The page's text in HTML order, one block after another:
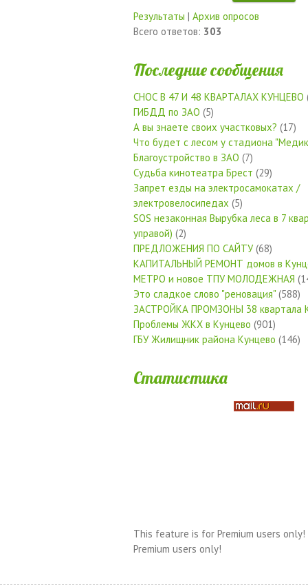
Результаты | Архив опросов
Всего ответов: 303
Последние сообщения
СНОС В 47 И 48 КВАРТАЛАХ КУНЦЕВО
ГИБДД по ЗАО (5)
А вы знаете своих участковых? (17)
Что будет с лесом у стадиона
Благоустройство в ЗАО (7)
Судьба кинотеатра Брест (29)
Запрет езды на электросамокатах /
электровелосипедах (5)
SOS незаконная Вырубка леса в 7
управой) (2)
ПРЕДЛОЖЕНИЯ ПО САЙТУ(68)
КАПИТАЛЬНЫЙ РЕМОНТ домов в
МЕТРО и новое ТПУ МОЛОДЕЖНАЯ
Это сладкое слово "реновация" (588)
ЗАСТРОЙКА ПРОМЗОНЫ 38 квартала
Проблемы ЖКХ в Кунцево (901)
ГБУ Жилищник района Кунцево (146)
Статистика
This feature is for Premium users only!
Premium users only!